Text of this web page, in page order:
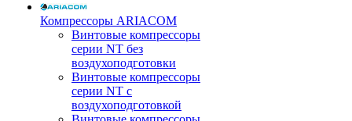
Компрессоры ARIACOM
Винтовые компрессоры
серии NT без
воздухоподготовки
Винтовые компрессоры
серии NT c
воздухоподготовкой